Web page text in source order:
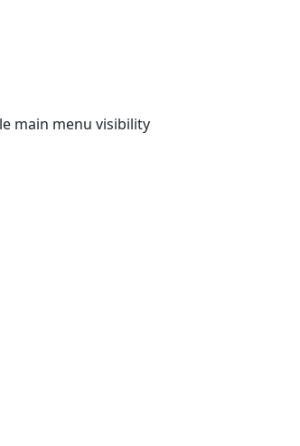
main menu visibility